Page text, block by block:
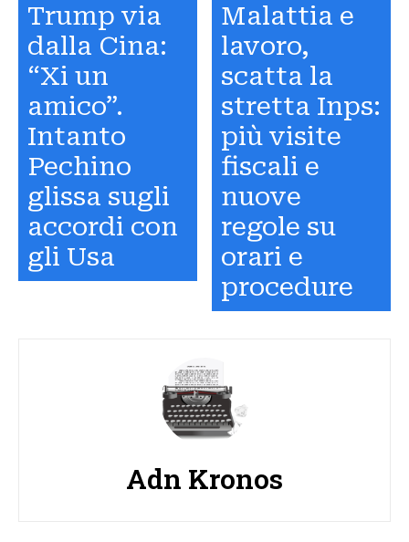
Trump via
dalla Cina:
“Xi un
amico”.
Intanto
Pechino
glissa sugli
accordi con
gli Usa
Malattia e
lavoro,
scatta la
stretta Inps:
più visite
fiscali e
nuove
regole su
orari e
procedure
Adn Kronos